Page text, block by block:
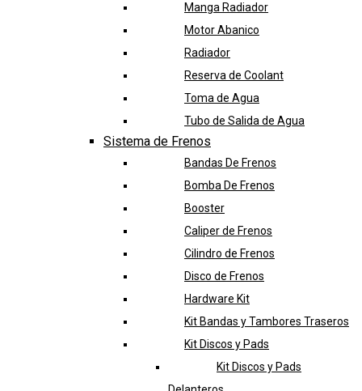
Manga Radiador
Motor Abanico
Radiador
Reserva de Coolant
Toma de Agua
Tubo de Salida de Agua
Sistema de Frenos
Bandas De Frenos
Bomba De Frenos
Booster
Caliper de Frenos
Cilindro de Frenos
Disco de Frenos
Hardware Kit
Kit Bandas y Tambores Traseros
Kit Discos y Pads
Kit Discos y Pads